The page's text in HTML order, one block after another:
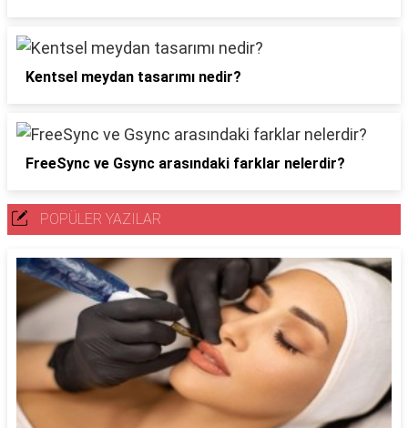
Kentsel meydan tasarımı nedir?
FreeSync ve Gsync arasındaki farklar nelerdir?
POPÜLER YAZILAR